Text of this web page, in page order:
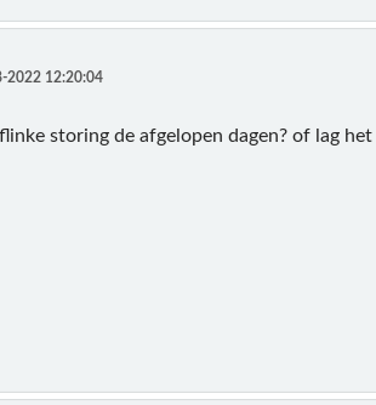
2022 12:20:04
storing de afgelopen dagen? of lag het